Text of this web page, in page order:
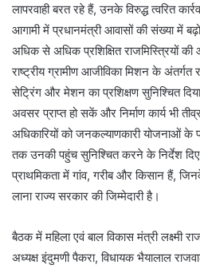
लापरवाही बरत रहे हैं, उनके विरुद्ध त्वरित
आगामी में प्रधानमंत्री आवासों की संख्या में
अधिक से अधिक प्रशिक्षित राजमिस्त्रियों
राष्ट्रीय ग्रामीण आजीविका मिशन के अंतर्गत
सेट्रिंग और मेशन का प्रशिक्षण सुनिश्चित
अवसर प्राप्त हो सकें और निर्माण कार्य भी
अधिकारियों को जनकल्याणकारी योजनाओं
तक उनकी पहुंच सुनिश्चित करने के निर्देश
प्राथमिकता में गांव, गरीब और किसान हैं,
लाना राज्य सरकार की जिम्मेदारी है।
बैठक में महिला एवं बाल विकास मंत्री लक्ष्मी
अध्यक्ष इंदुमणी पैकरा, विधायक भैयालाल